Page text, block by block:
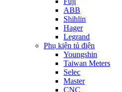
ABB
Shihlin
Hager
Legrand
Phụ kiện tủ điện
Youngshin
Taiwan Meters
Selec
Master
CNC